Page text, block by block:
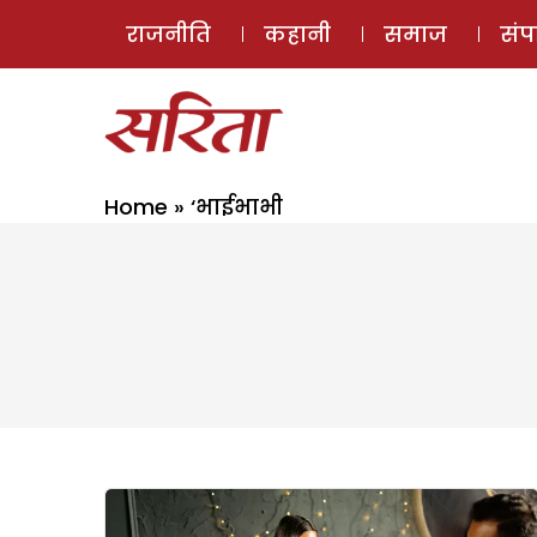
राजनीति कहानी समाज
Home » ‘भाईभाभी